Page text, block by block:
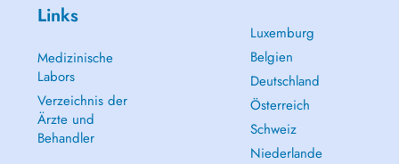
Links
Medizinische
Labors
Verzeichnis der
Ärzte und
Behandler
Luxemburg
Belgien
Deutschland
Österreich
Schweiz
Niederlande